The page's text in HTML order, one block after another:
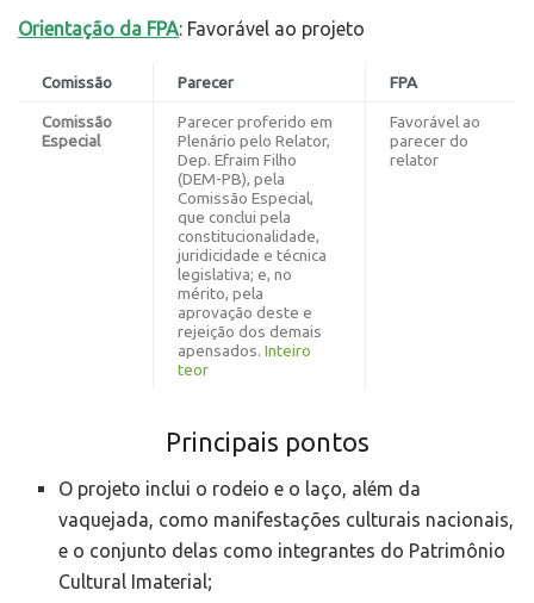
Orientação da FPA: Favorável ao projeto
Comissão Parecer FPA
Comissão
Especial
Parecer proferido em
Plenário pelo Relator,
Dep. Efraim Filho
(DEM-PB), pela
Comissão Especial,
que conclui pela
constitucionalidade,
juridicidade e técnica
legislativa; e, no
mérito, pela
aprovação deste e
rejeição dos demais
apensados. Inteiro
teor
Favorável ao
parecer do
relator
Principais pontos
O projeto inclui o rodeio e o laço, além da
vaquejada, como manifestações culturais nacionais,
e o conjunto delas como integrantes do Patrimônio
Cultural Imaterial;